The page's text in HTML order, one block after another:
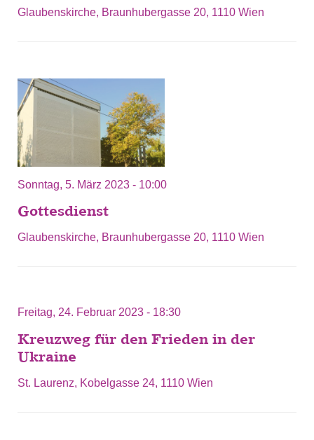
Glaubenskirche, Braunhubergasse 20, 1110 Wien
Sonntag, 5. März 2023 - 10:00
Gottesdienst
Glaubenskirche, Braunhubergasse 20, 1110 Wien
Freitag, 24. Februar 2023 - 18:30
Kreuzweg für den Frieden in der
Ukraine
St. Laurenz, Kobelgasse 24, 1110 Wien